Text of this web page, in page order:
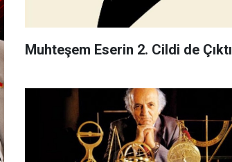
Muhteşem Eserin 2. Cildi de Çıktı